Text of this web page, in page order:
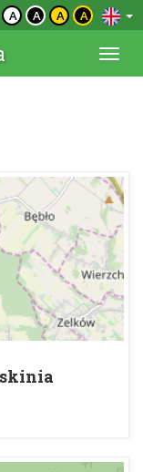
A A A A